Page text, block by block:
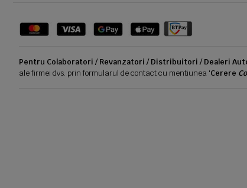
Pentru Colaboratori / Revanzatori / Distribuitori / Dealeri
ale firmei dvs. prin formularul de contact cu mentiunea 'Cerere